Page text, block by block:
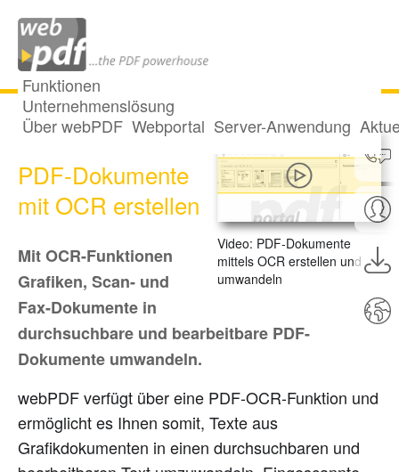
Funktionen
Unternehmenslösung
Über webPDF Webportal Server-Anwendung
Video: PDF-Dokumente
mittels OCR erstellen und
umwandeln
Durchsuchbare
PDF-Dokumente
mit OCR erstellen
Mit OCR-Funktionen
Grafiken, Scan- und
Fax-Dokumente in
durchsuchbare und bearbeitbare PDF-
Dokumente umwandeln.
webPDF verfügt über eine PDF-OCR-Funktion und
ermöglicht es Ihnen somit, Texte aus
Grafikdokumenten in einen durchsuchbaren und